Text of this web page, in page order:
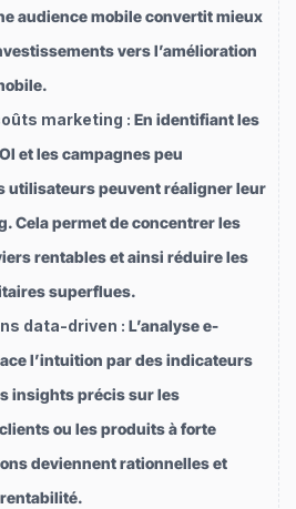
audience mobile convertit mieux
vers l’amélioration
marketing : En identifiant les
et les campagnes peu
utilisateurs peuvent réaligner leur
Cela permet de concentrer les
rentables et ainsi réduire les
superflues.
data-driven : L’analyse e-
l’intuition par des indicateurs
insights précis sur les
ou les produits à forte
deviennent rationnelles et